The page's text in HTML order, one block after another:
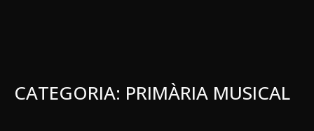
CATEGORIA: PRIMÀRIA MUSICAL